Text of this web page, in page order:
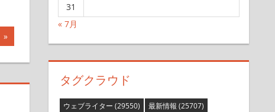
31
« 7月
タグクラウド
ウェブライター (29550) 最新情報 (25707)